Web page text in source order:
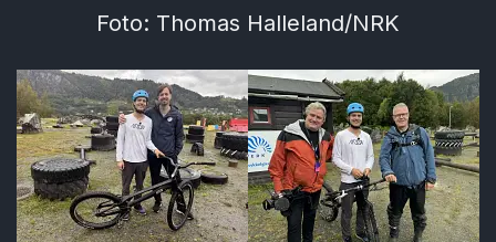
Foto: Thomas Halleland/NRK